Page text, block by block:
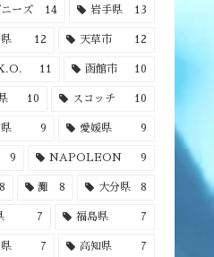
ーズ 14 岩手県 13
12 天草市 12
11 函館市 10
10 スコッチ 10
9 愛媛県 9
9 NAPOLEON 9
8 灘 8 大分県 8
7 福島県 7
7 高知県 7